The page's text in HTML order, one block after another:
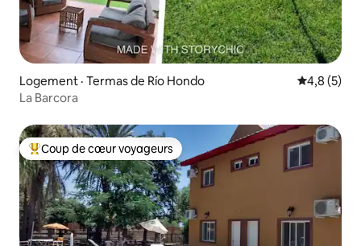
Logement · Termas de Río Hondo Note
4,8 (5)
La Barcora
Coup de cœur voyageurs parmi les plus aimés
Coup de cœur voyageurs